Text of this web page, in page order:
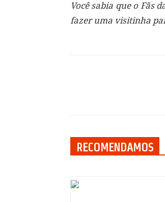
Você sabia que o Fãs
fazer uma visitinha
RECOMENDAMOS